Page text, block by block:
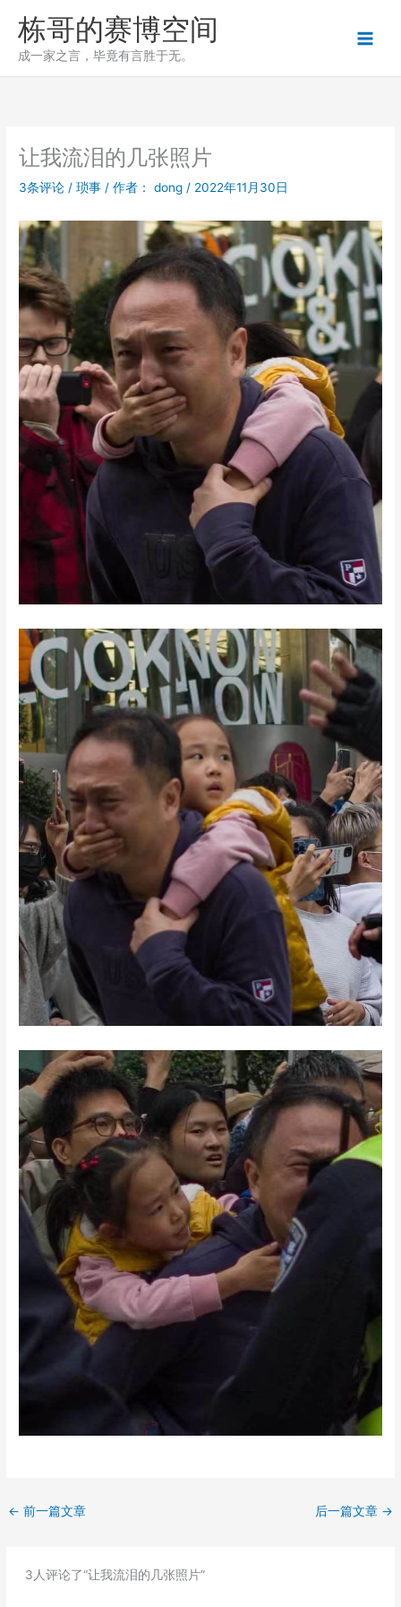
栋哥的赛博空间
成一家之言，毕竟有言胜于无。
让我流泪的几张照片
3条评论 /琐事 / 作者： dong / 2022年11月30日
← 前一篇文章 后一篇文章 →
3人评论了“让我流泪的几张照片”